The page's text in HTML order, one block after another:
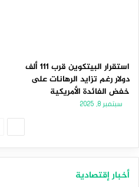
استقرار البيتكوين قرب 111 ألف
دولار رغم تزايد الرهانات على
خفض الفائدة الأمريكية
سبتمبر 8, 2025
أخبار إقتصادية